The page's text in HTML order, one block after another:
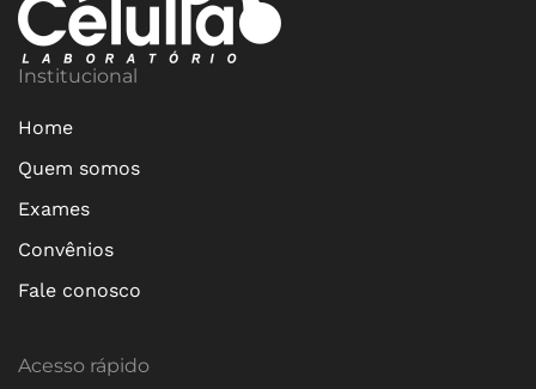
Institucional
Home
Quem somos
Exames
Convênios
Fale conosco
Acesso rápido